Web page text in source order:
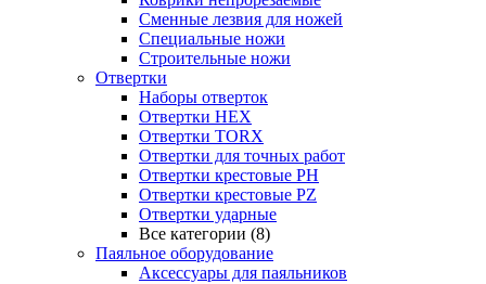
Сменные лезвия для ножей
Специальные ножи
Строительные ножи
Отвертки
Наборы отверток
Отвертки HEX
Отвертки TORX
Отвертки для точных работ
Отвертки крестовые PH
Отвертки крестовые PZ
Отвертки ударные
Все категории (8)
Паяльное оборудование
Аксессуары для паяльников